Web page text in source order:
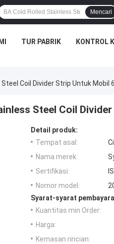
Mencari
TUR PABRIK KONTROL
Coil Divider Strip Untuk Mobil
Steel Coil
Detail produk:
Tempat asal:
Nama merek:
Sertifikasi:
Nomor model:
Syarat-syarat
Kuantitas min Order:
Harga:
Kemasan rincian: